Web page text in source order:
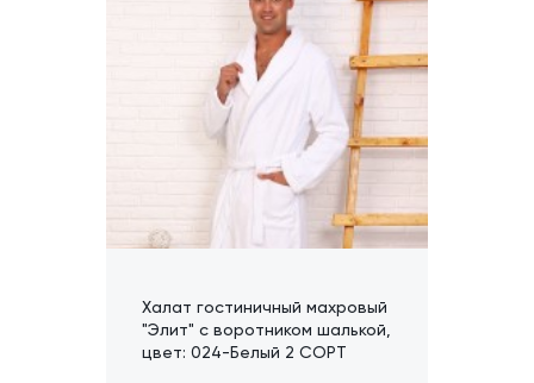
Халат гостиничный махровый
"Элит" с воротником шалькой,
цвет: 024-Белый 2 СОРТ